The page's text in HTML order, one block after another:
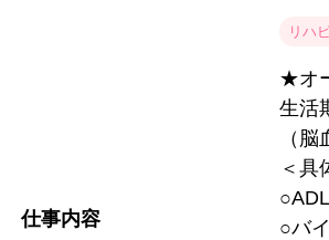
仕事内容
リハ
★オ
生活
（
＜具
○バ